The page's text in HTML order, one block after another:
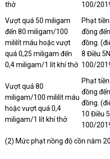
thở
100/
Vượt quá 50 miligam
đến 80 miligam/100
mililít máu hoặc vượt
quá 0,25 miligam đến
0,4 miligam/1 lít khí thở
Phạt
đồng
đồng.
8 Điều
100/
Vượt quá 80
miligam/100 mililít máu
hoặc vượt quá 0,4
miligam/1 lít khí thở
Phạt
đồng
đồng.
10 Điều
100/
(2) Mức phạt nồng độ cồn năm